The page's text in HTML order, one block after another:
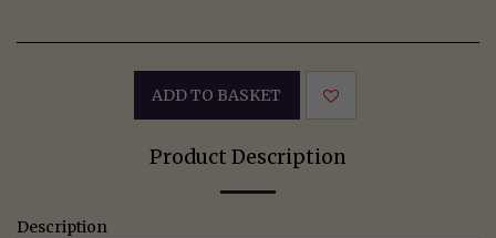
ADD TO BASKET
Product Description
Description